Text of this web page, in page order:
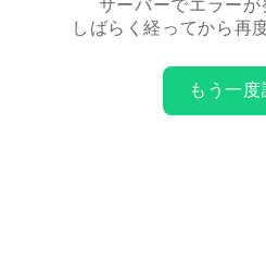
サーバーでエラーが
しばらく経ってから再
もう一度